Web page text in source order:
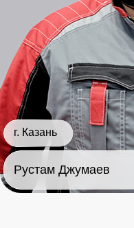
Рустам Джумаев
г. Казань